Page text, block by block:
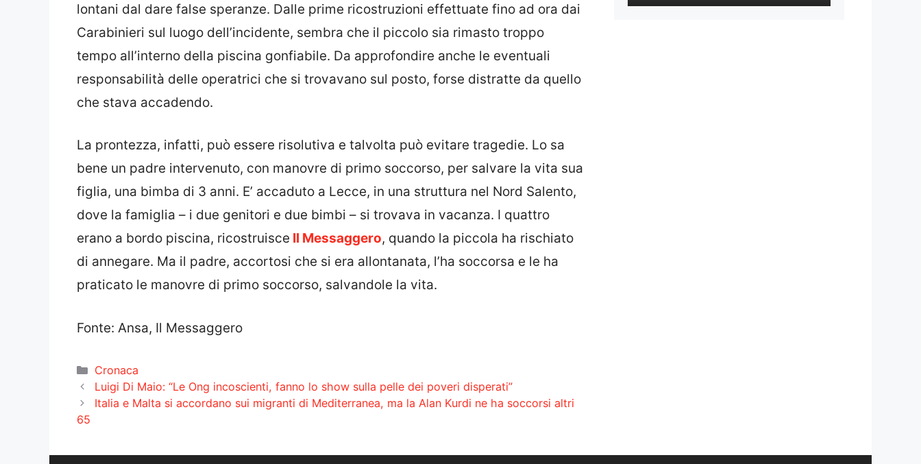
lontani dal dare false speranze. Dalle prime ricostruzioni effettuate fino ad ora dai
Carabinieri sul luogo dell’incidente, sembra che il piccolo sia rimasto troppo
tempo all’interno della piscina gonfiabile. Da approfondire anche le eventuali
responsabilità delle operatrici che si trovavano sul posto, forse distratte da quello
che stava accadendo.
La prontezza, infatti, può essere risolutiva e talvolta può evitare tragedie. Lo sa
bene un padre intervenuto, con manovre di primo soccorso, per salvare la vita sua
figlia, una bimba di 3 anni. E’ accaduto a Lecce, in una struttura nel Nord Salento,
dove la famiglia – i due genitori e due bimbi – si trovava in vacanza. I quattro
erano a bordo piscina, ricostruisce Il Messaggero, quando la piccola ha rischiato
di annegare. Ma il padre, accortosi che si era allontanata, l’ha soccorsa e le ha
praticato le manovre di primo soccorso, salvandole la vita.
Fonte: Ansa, Il Messaggero
Categorie
Cronaca
Luigi Di Maio: “Le Ong incoscienti, fanno lo show sulla pelle dei poveri disperati”
Italia e Malta si accordano sui migranti di Mediterranea, ma la Alan Kurdi ne ha soccorsi altri
65